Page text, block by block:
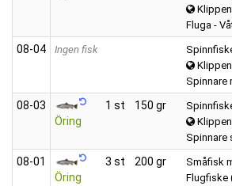
Fluga -
08‑04 Ingen fisk
Spinnare
08‑03
Öring
1 st 150 gr
Spinnare
08‑01
Öring
3 st 200 gr
Småfisk
Flugfiske